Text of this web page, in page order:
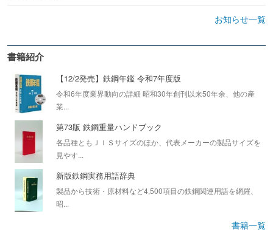
お知らせ一覧
書籍紹介
【12/2発売】鉄鋼年鑑 令和7年度版
令和6年度業界動向の詳細 昭和30年創刊以来50年余、他の産
業...
第73版 鉄鋼重量ハンドブック
各品種ともＪＩＳサイズのほか、代表メーカーの製品サイズを
見やす...
新版鉄鋼実務用語辞典
製品から技術・原材料など4,500項目の鉄鋼関連用語を網羅、
昭...
書籍一覧